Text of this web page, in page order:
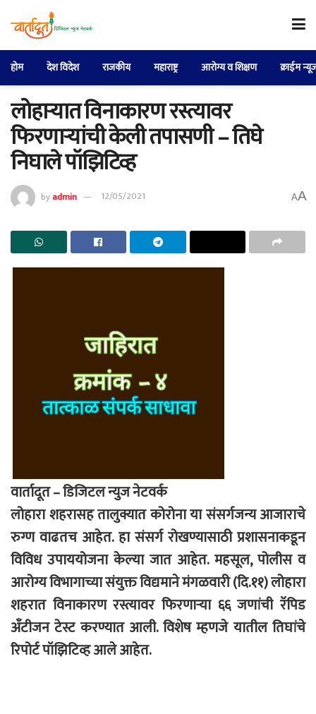
होम देश विदेश राजकीय महाराष्ट्र आरोग्य व शिक्षण क्राईम
लोहाऱ्यात विनाकारण रस्त्यावर
फिरणाऱ्यांची केली तपासणी – तिघे
निघाले पॉझिटिव्ह
byadmin 12/05/2021 AA
वार्तादूत – डिजिटल न्युज नेटवर्क
लोहारा शहरासह तालुक्यात कोरोना या संसर्गजन्य आजाराचे
रुग्ण वाढतच आहेत. हा संसर्ग रोखण्यासाठी प्रशासनाकडून
विविध उपाययोजना केल्या जात आहेत. महसूल, पोलीस व
आरोग्य विभागाच्या संयुक्त विद्यमाने मंगळवारी (दि.११) लोहारा
शहरात विनाकारण रस्त्यावर फिरणाऱ्या ६६ जणांची रॅपिड
अँटीजन टेस्ट करण्यात आली. विशेष म्हणजे यातील तिघांचे
रिपोर्ट पॉझिटिव्ह आले आहेत.